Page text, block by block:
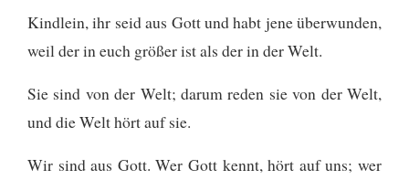
Kindlein, ihr seid aus Gott und habt jene überwunden,
weil der in euch größer ist als der in der Welt.
Sie sind von der Welt; darum reden sie von der Welt,
und die Welt hört auf sie.
Wir sind aus Gott. Wer Gott kennt, hört auf uns; wer